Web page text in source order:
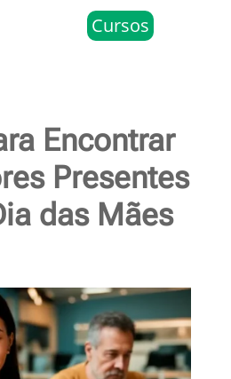
Cursos
Encontrar
Presentes
das Mães